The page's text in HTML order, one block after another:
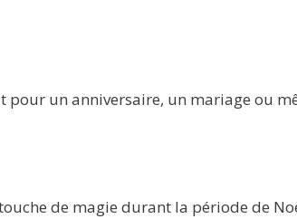
un anniversaire, un mariage ou
de magie durant la période de